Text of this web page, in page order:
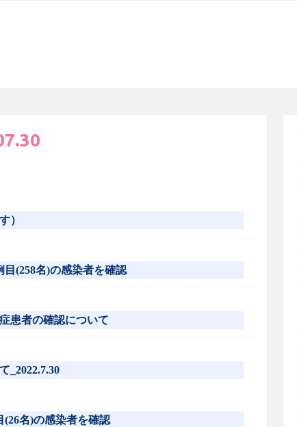
）
目(258名)の感染者を確認
患者の確認について
_2022.7.30
(26名)の感染者を確認